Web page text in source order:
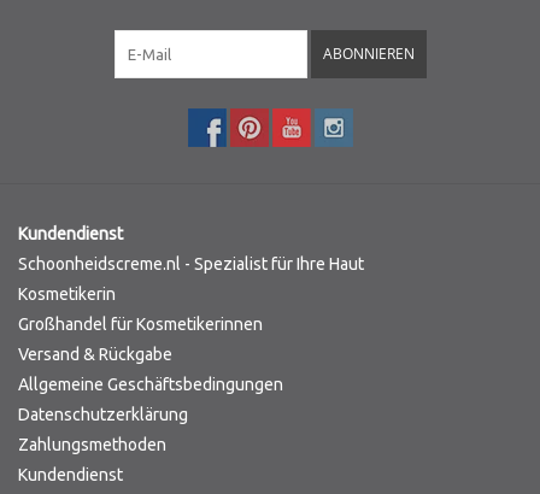
ABONNIEREN
Kundendienst
Schoonheidscreme.nl - Spezialist für Ihre Haut
Kosmetikerin
Großhandel für Kosmetikerinnen
Versand & Rückgabe
Allgemeine Geschäftsbedingungen
Datenschutzerklärung
Zahlungsmethoden
Kundendienst